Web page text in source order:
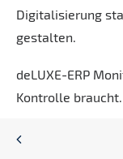
Digitalisierung
gestalten.
deLUXE-ERP
Kontrolle braucht.